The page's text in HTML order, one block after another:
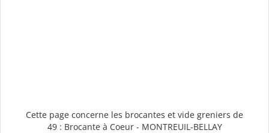
Cette page concerne les brocantes et vide greniers de
49 : Brocante à Coeur - MONTREUIL-BELLAY